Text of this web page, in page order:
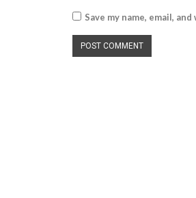
Save my name, email,